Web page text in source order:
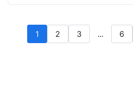
1 2 3 ... 6